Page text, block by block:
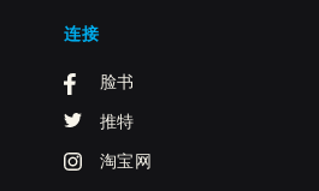
连接
脸书
推特
淘宝网